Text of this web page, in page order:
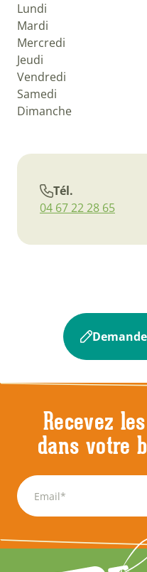
Lundi
Mardi
Mercredi
Jeudi
Vendredi
Samedi
Dimanche
Tél.
04 67 22 28 65
Recevez
dans votre